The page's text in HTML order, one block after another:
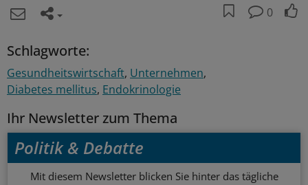
0
Schlagworte:
Gesundheitswirtschaft Unternehmen
Diabetes mellitus Endokrinologie
Ihr Newsletter zum Thema
Politik & Debatte
Mit diesem Newsletter blicken Sie hinter das tägliche